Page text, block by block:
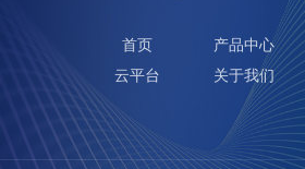
首页 产品中心
云平台
关于我们